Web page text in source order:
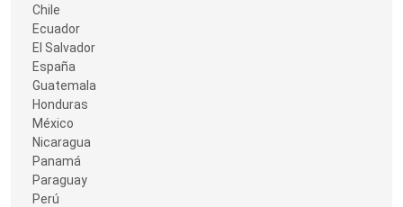
Chile
Ecuador
El Salvador
España
Guatemala
Honduras
México
Nicaragua
Panamá
Paraguay
Perú